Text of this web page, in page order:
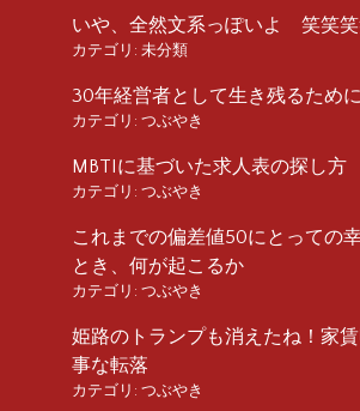
いや、全然文系っぽいよ 笑笑
カテゴリ: 未分類
30年経営者として生き残るために
カテゴリ: つぶやき
MBTIに基づいた求人表の探し方
カテゴリ: つぶやき
これまでの偏差値50にとっての
とき、何が起こるか
カテゴリ: つぶやき
姫路のトランプも消えたね！家
事な転落
カテゴリ: つぶやき